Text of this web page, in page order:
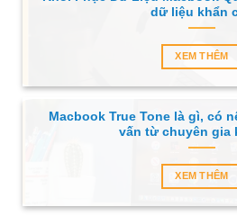
dữ liệu khẩn
XEM THÊM
Macbook True Tone là gì, có
vấn từ chuyên gia
XEM THÊM